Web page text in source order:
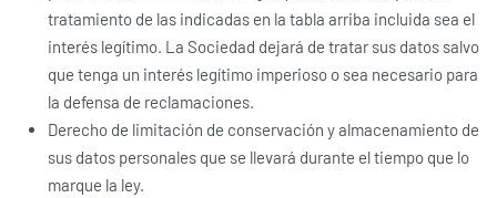
tratamiento de las indicadas en la tabla arriba incluida sea el
interés legítimo. La Sociedad dejará de tratar sus datos salvo
que tenga un interés legítimo imperioso o sea necesario para
la defensa de reclamaciones.
Derecho de limitación de conservación y almacenamiento de
sus datos personales que se llevará durante el tiempo que lo
marque la ley.